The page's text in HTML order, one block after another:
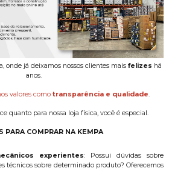
onde já deixamos nossos clientes mais felizes há
anos.
valores comotransparência e qualidade.
quanto para nossa loja física, você é especial.
PARA COMPRAR NA KEMPA
experientes: Possui dúvidas sobre
técnicos sobre determinado produto? Oferecemos